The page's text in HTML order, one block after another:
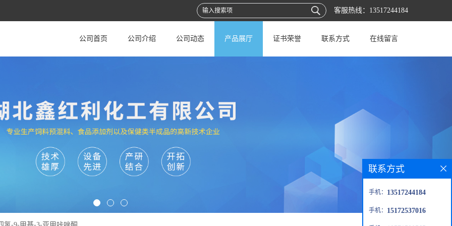
客服热线： 13517244184
公司首页 公司介绍 公司动态 产品展厅 证书荣誉 联系方式 在线留言
联系方式
手机： 13517244184
手机： 15172537016